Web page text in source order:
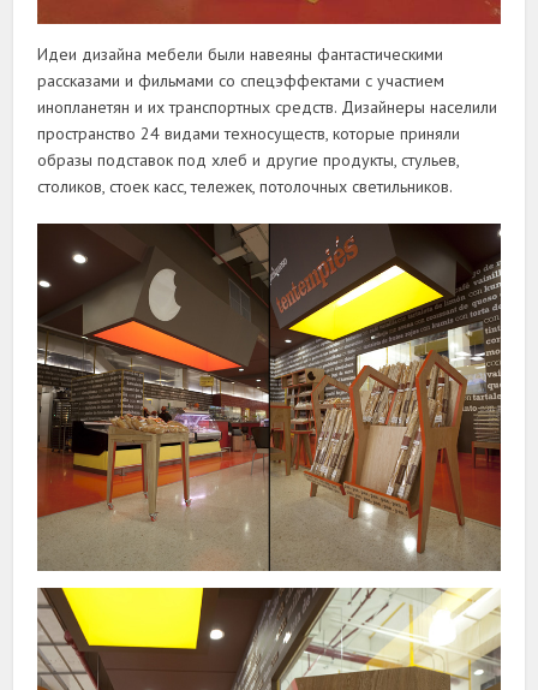
Идеи дизайна мебели были навеяны фантастическими
рассказами и фильмами со спецэффектами с участием
инопланетян и их транспортных средств. Дизайнеры населили
пространство 24 видами техносуществ, которые приняли
образы подставок под хлеб и другие продукты, стульев,
столиков, стоек касс, тележек, потолочных светильников.